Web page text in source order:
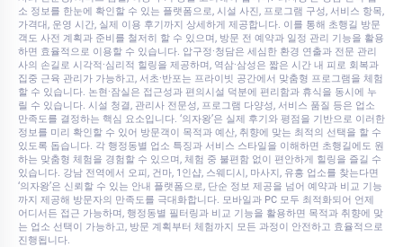
소 정보를 한눈에 확인할 수 있는 플랫폼으로, 시설 사진, 프로그램 구성, 서비스 항목,
가격대, 운영 시간, 실제 이용 후기까지 상세하게 제공합니다. 이를 통해 초행길 방문
객도 사전 계획과 준비를 철저히 할 수 있으며, 방문 전 예약과 일정 관리 기능을 활용
하면 효율적으로 이용할 수 있습니다. 압구정·청담은 세심한 환경 연출과 전문 관리
사의 손길로 시각적·심리적 힐링을 제공하며, 역삼·삼성은 짧은 시간 내 피로 회복과
집중 근육 관리가 가능하고, 서초·반포는 프라이빗 공간에서 맞춤형 프로그램을 체험
할 수 있습니다. 논현·잠실은 접근성과 편의시설 덕분에 편리함과 휴식을 동시에 누
릴 수 있습니다. 시설 청결, 관리사 전문성, 프로그램 다양성, 서비스 품질 등은 업소
만족도를 결정하는 핵심 요소입니다. ‘의자왕’은 실제 후기와 평점을 기반으로 이러한
정보를 미리 확인할 수 있어 방문객이 목적과 예산, 취향에 맞는 최적의 선택을 할 수
있도록 돕습니다. 각 행정동별 업소 특징과 서비스 스타일을 이해하면 초행길에도 원
하는 맞춤형 체험을 경험할 수 있으며, 체험 중 불편함 없이 편안하게 힐링을 즐길 수
있습니다. 강남 전역에서 오피, 건마, 1인샵, 스웨디시, 마사지, 유흥 업소를 찾는다면
‘의자왕’은 신뢰할 수 있는 안내 플랫폼으로, 단순 정보 제공을 넘어 예약과 비교 기능
까지 제공해 방문자의 만족도를 극대화합니다. 모바일과 PC 모두 최적화되어 언제
어디서든 접근 가능하며, 행정동별 필터링과 비교 기능을 활용하면 목적과 취향에 맞
는 업소 선택이 가능하고, 방문 계획부터 체험까지 모든 과정이 안전하고 효율적으로
진행됩니다.